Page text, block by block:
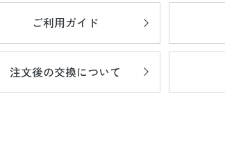
ご利用ガイド
注文後の交換について